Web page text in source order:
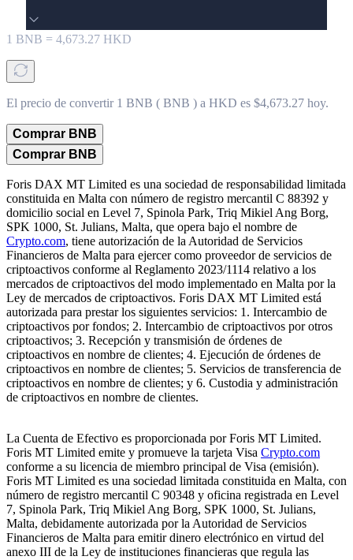
1 BNB = 4,673.27 HKD
El precio de convertir 1 BNB ( BNB ) a HKD es $4,673.27 hoy.
Comprar BNB
Comprar BNB
Foris DAX MT Limited es una sociedad de responsabilidad limitada
constituida en Malta con número de registro mercantil C 88392 y
domicilio social en Level 7, Spinola Park, Triq Mikiel Ang Borg,
SPK 1000, St. Julians, Malta, que opera bajo el nombre de
Crypto.com, tiene autorización de la Autoridad de Servicios
Financieros de Malta para ejercer como proveedor de servicios de
criptoactivos conforme al Reglamento 2023/1114 relativo a los
mercados de criptoactivos del modo implementado en Malta por la
Ley de mercados de criptoactivos. Foris DAX MT Limited está
autorizada para prestar los siguientes servicios: 1. Intercambio de
criptoactivos por fondos; 2. Intercambio de criptoactivos por otros
criptoactivos; 3. Recepción y transmisión de órdenes de
criptoactivos en nombre de clientes; 4. Ejecución de órdenes de
criptoactivos en nombre de clientes; 5. Servicios de transferencia de
criptoactivos en nombre de clientes; y 6. Custodia y administración
de criptoactivos en nombre de clientes.
La Cuenta de Efectivo es proporcionada por Foris MT Limited.
Foris MT Limited emite y promueve la tarjeta Visa Crypto.com
conforme a su licencia de miembro principal de Visa (emisión).
Foris MT Limited es una sociedad limitada constituida en Malta, con
número de registro mercantil C 90348 y oficina registrada en Level
7, Spinola Park, Triq Mikiel Ang Borg, SPK 1000, St. Julians,
Malta, debidamente autorizada por la Autoridad de Servicios
Financieros de Malta para emitir dinero electrónico en virtud del
anexo III de la Ley de instituciones financieras que regula las